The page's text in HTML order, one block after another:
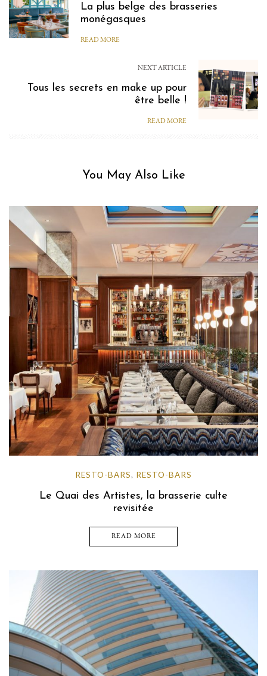
La plus belge des brasseries
monégasques
READ MORE
NEXT ARTICLE
Tous les secrets en make up pour
être belle !
READ MORE
You May Also Like
RESTO-BARS, RESTO-BARS
Le Quai des Artistes, la brasserie culte
revisitée
READ MORE